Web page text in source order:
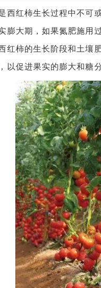
红柿生长过程中不可或
膨大期，如果氮肥施用
红柿的生长阶段和土壤
以促进果实的膨大和糖